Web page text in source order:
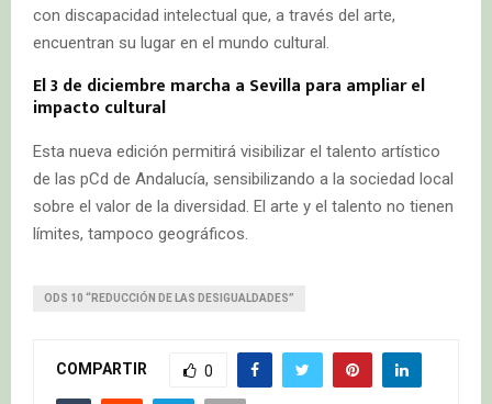
con discapacidad intelectual que, a través del arte,
encuentran su lugar en el mundo cultural.
El 3 de diciembre marcha a Sevilla para ampliar el
impacto cultural
Esta nueva edición permitirá visibilizar el talento artístico
de las pCd de Andalucía, sensibilizando a la sociedad local
sobre el valor de la diversidad. El arte y el talento no tienen
límites, tampoco geográficos.
ODS 10 “REDUCCIÓN DE LAS DESIGUALDADES”
COMPARTIR 0